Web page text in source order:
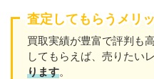
査定してもらうメリ
買取実績が豊富で評判も
してもらえば、売りたい
ります。